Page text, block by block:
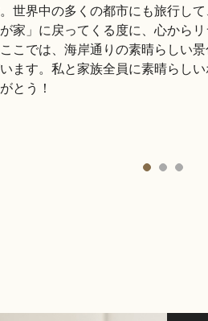
世界中の多くの都市にも旅行し
が家」に戻ってくる度に、心から
こでは、海岸通りの素晴らしい
ます。私と家族全員に素晴らし
とう！